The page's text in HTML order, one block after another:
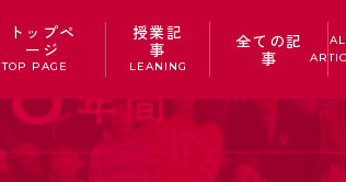
トップペ
ージ
TOP PAGE
授業記
事
LEANING
全ての記
事